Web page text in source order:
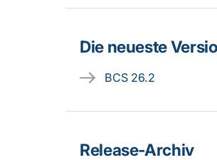
Die neueste
BCS 26.2
Release-Archiv